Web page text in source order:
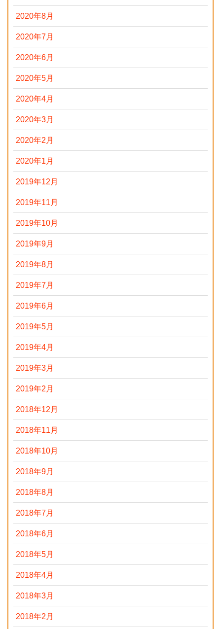
2020年8月
2020年7月
2020年6月
2020年5月
2020年4月
2020年3月
2020年2月
2020年1月
2019年12月
2019年11月
2019年10月
2019年9月
2019年8月
2019年7月
2019年6月
2019年5月
2019年4月
2019年3月
2019年2月
2018年12月
2018年11月
2018年10月
2018年9月
2018年8月
2018年7月
2018年6月
2018年5月
2018年4月
2018年3月
2018年2月